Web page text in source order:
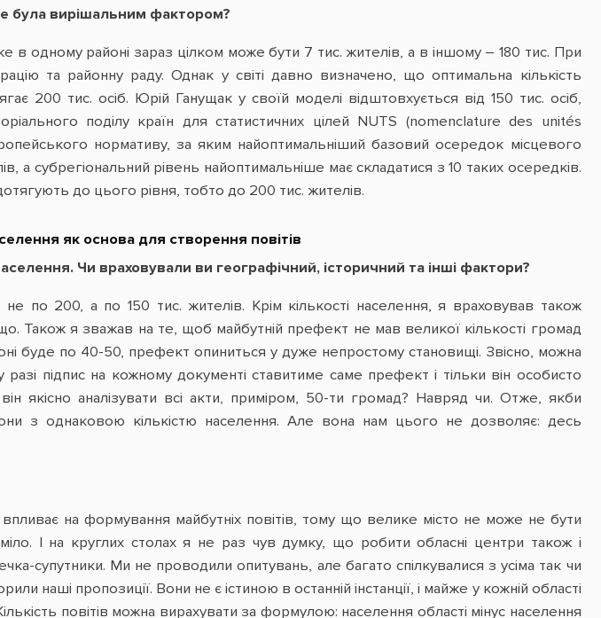
була вирішальним фактором?
одному районі зараз цілком може бути 7 тис. жителів, а в іншому – 180 тис. При
та районну раду. Однак у світі давно визначено, що оптимальна кількість
200 тис. осіб. Юрій Ганущак у своїй моделі відштовхується від 150 тис. осіб,
поділу країн для статистичних цілей NUTS (nomenclature des unités
нормативу, за яким найоптимальніший базовий осередок місцевого
а субрегіональний рівень найоптимальніше має складатися з 10 таких осередків.
до цього рівня, тобто до 200 тис. жителів.
як основа для створення повітів
Чи враховували ви географічний, історичний та інші фактори?
по 200, а по 150 тис. жителів. Крім кількості населення, я враховував також
Також я зважав на те, щоб майбутній префект не мав великої кількості громад
буде по 40-50, префект опиниться у дуже непростому становищі. Звісно, можна
підпис на кожному документі ставитиме саме префект і тільки він особисто
якісно аналізувати всі акти, приміром, 50-ти громад? Навряд чи. Отже, якби
з однаковою кількістю населення. Але вона нам цього не дозволяє: десь
на формування майбутніх повітів, тому що велике місто не може не бути
І на круглих столах я не раз чув думку, що робити обласні центри також і
супутники. Ми не проводили опитувань, але багато спілкувалися з усіма так чи
наші пропозиції. Вони не є істиною в останній інстанції, і майже у кожній області
повітів можна вирахувати за формулою: населення області мінус населення